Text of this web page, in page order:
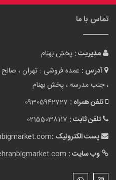
تماس با ما
مدیریت : پخش بهنام
آدرس : عمده فروشی : تهران ، صالح
، جنب مدرسه ، پخش بهنام
تلفن همراه : 09305942727
تلفن ثابت : 02155038117
پست الکترونیک :
وب سایت :